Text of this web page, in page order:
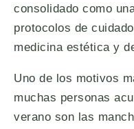
consolidado como
protocolos de
medicina estética y
Uno de los motivos
muchas personas
verano son las